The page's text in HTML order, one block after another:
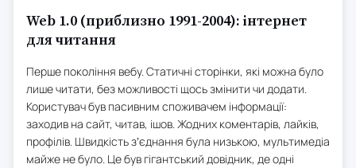
Web 1.0 (приблизно 1991-2004): інтернет
для читання
Перше покоління вебу. Статичні сторінки, які можна було
лише читати, без можливості щось змінити чи додати.
Користувач був пасивним споживачем інформації:
заходив на сайт, читав, ішов. Жодних коментарів, лайків,
профілів. Швидкість зʼєднання була низькою, мультимедіа
майже не було. Це був гігантський довідник, де одні